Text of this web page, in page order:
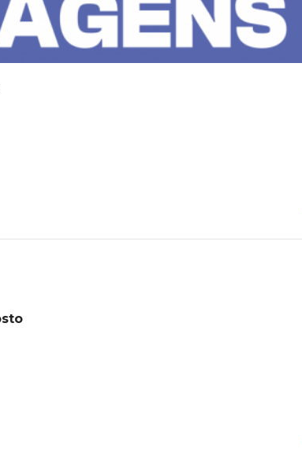
de tráfego será efetuado pelas forças de